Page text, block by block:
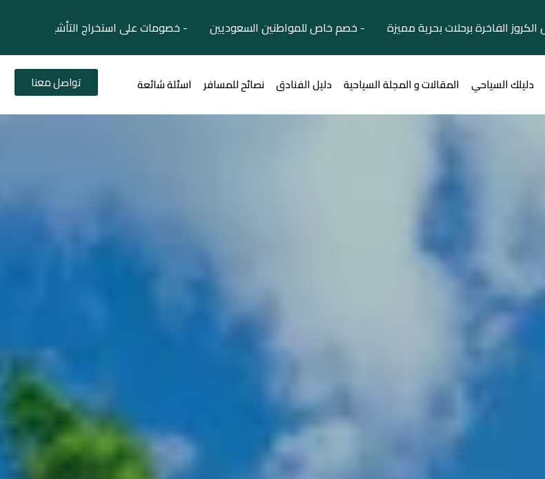
الفاخرة برحلات بحرية مميزة - خصم خاص للمواطنين السعوديين - خصومات على استخراج التأشيرات
دليلك السياحي المقالات و المجلة السياحية دليل الفنادق نصائح للمسافر اسئلة شائعة تواصل معنا